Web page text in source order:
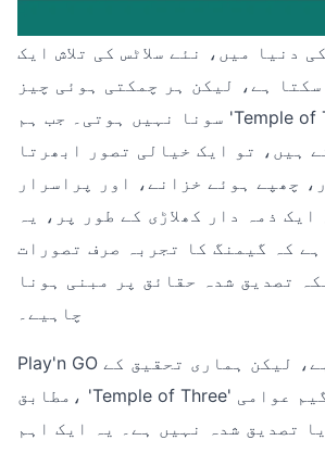
دنیا میں، نئے سلاٹس کی تلاش ایک
ہے، لیکن ہر چمکتی ہوئی چیز
سونا نہیں ہوتی۔ جب ہم 'Temple of Three' جیسے
ہیں، تو ایک خیالی تصور ابھرتا
چھپے ہوئے خزانے، اور پراسرار
ایک ذمہ دار کھلاڑی کے طور پر، یہ
کہ گیمنگ کا تجربہ صرف تصورات
تصدیق شدہ حقائق پر مبنی ہونا
چاہیے۔
Play'n GO ایک معروف نام ہے، لیکن ہماری تحقیق کے
مطابق، 'Temple of Three' نامی کوئی بھی گیم عوامی
تصدیق شدہ نہیں ہے۔ یہ ایک اہم